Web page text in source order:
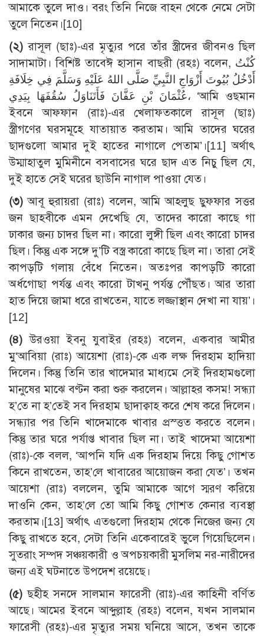
আমাকে তুলে দাও। বরং তিনি নিজে বাহন থেকে নেমে সেটা
তুলে নিতেন।[10]
(২) রাসূল (ছাঃ)-এর মৃত্যুর পরে তাঁর স্ত্রীদের জীবনও ছিল
সাদামাটা। বিশিষ্ট তাবেঈ হাসান বাছরী (রহঃ) বলেন, كُنْتُ
أَدْخُلُ بُيُوتَ أَزْوَاجِ النَّبِيِّ صَلَّى اللهُ عَلَيْهِ وَسَلَّمَ فِي خِلَافَةِ
عُثْمَانَ بْنِ عَفَّانَ فَأَتَنَاوَلُ سُقُفَهَا بِيَدِي، ‘আমি ওছমান
ইবনে আফ্ফান (রাঃ)-এর খেলাফতকালে রাসূল (ছাঃ)
স্ত্রীগণের ঘরসমূহে যাতায়াত করতাম। আমি তাদের ঘরের
ছাদগুলো আমার দুই হাতের নাগালে পেতাম’।[11] অর্থাৎ
উম্মাহাতুল মুমিনীনে বসবাসের ঘরে ছাদ এত নিচু ছিল যে,
দুই হাতে সেই ঘরের ছাউনি নাগাল পাওয়া যেত।
(৩) আবূ হুরায়রা (রাঃ) বলেন, আমি আহলুছ ছুফ্ফার সত্তর
জন ছাহবীকে এমন দেখেছি যে, তাদের কারো কাছে গা
ঢাকার জন্য চাদর ছিল না। কারো লুঙ্গী ছিল এবং কারো চাদর
ছিল। কিন্তু এক সঙ্গে দু’টি বস্ত্র কারো কাছে ছিল না। তারা সেই
কাপড়টি গলায় বেঁধে নিতেন। অতঃপর কাপড়টি কারো
অর্ধগোছা পর্যন্ত এবং কারো টাখনু পর্যন্ত পৌঁছত। আর তারা
হাত দিয়ে জামা ধরে রাখতেন, যাতে লজ্জাস্থান দেখা না যায়’।
[12]
(৪) উরওয়া ইবনু যুবাইর (রহঃ) বলেন, একবার আমীর
মু‘আবিয়া (রাঃ) আয়েশা (রাঃ)-কে এক লক্ষ দিরহাম হাদিয়া
দিলেন। কিন্তু তিনি তার খাদেমার মাধ্যমে সেই দিরহামগুলো
মানুষের মাঝে বণ্টন করা শুরু করলেন। আল্লাহর কসম! সন্ধ্যা
হ’তে না হ’তেই সব দিরহাম ছাদাক্বাহ করে শেষ করে দিলেন।
সন্ধ্যার পর তিনি খাদেমাকে খাবার প্রস্ত্তত করতে বলেন।
কিন্তু তার ঘরে পর্যাপ্ত খাবার ছিল না। তাই খাদেমা আয়েশা
(রাঃ)-কে বলল, ‘আপনি যদি এক দিরহাম দিয়ে কিছু গোশত
কিনে রাখতেন, তাহ’লে খাবারের আয়োজন করা যেত’। তখন
আয়েশা (রাঃ) বললেন, তুমি আমাকে আগে স্মরণ করিয়ে
দাওনি কেন, তাহ’লে তো আমি কিছু গোশত কেনার ব্যবস্থা
করতাম।[13] অর্থাৎ এতগুলো দিরহাম থেকে নিজের জন্য যে
কিছু রাখতে হবে, সেটা তিনি একেবারেই ভুলে গিয়েছিলেন।
সুতরাং সম্পদ সঞ্চয়কারী ও অপচয়কারী মুসলিম নর-নারীদের
জন্য এই ঘটনাতে উপদেশ রয়েছে।
(৫) ছহীহ সনদে সালমান ফারেসী (রাঃ)-এর কাহিনী বর্ণিত
আছে। আমের ইবনে আব্দুল্লাহ (রহঃ) বলেন, যখন সালমান
ফারেসী (রহঃ)-এর মৃত্যুর সময় ঘনিয়ে আসে, তখন তাকে